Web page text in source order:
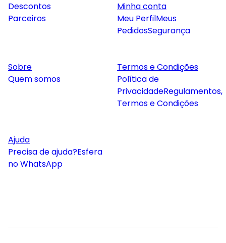
Descontos
Parceiros
Minha conta
Meu PerfilMeus
PedidosSegurança
Sobre
Quem somos
Termos e Condições
Política de
PrivacidadeRegulamentos,
Termos e Condições
Ajuda
Precisa de ajuda?Esfera
no WhatsApp